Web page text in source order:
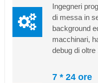
Ingegneri
di messa in
background
macchinari,
debug di oltre
7 * 24 ore